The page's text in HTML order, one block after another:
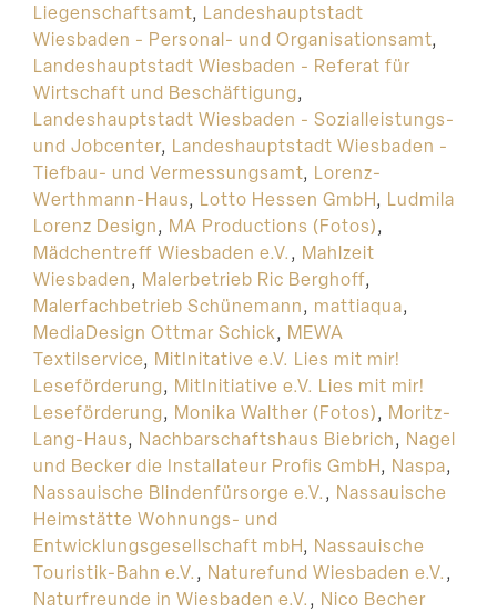
Liegenschaftsamt, Landeshauptstadt
Wiesbaden - Personal- und Organisationsamt,
Landeshauptstadt Wiesbaden - Referat für
Wirtschaft und Beschäftigung,
Landeshauptstadt Wiesbaden - Sozialleistungs-
und Jobcenter, Landeshauptstadt Wiesbaden -
Tiefbau- und Vermessungsamt, Lorenz-
Werthmann-Haus, Lotto Hessen GmbH, Ludmila
Lorenz Design, MA Productions (Fotos),
Mädchentreff Wiesbaden e.V., Mahlzeit
Wiesbaden, Malerbetrieb Ric Berghoff,
Malerfachbetrieb Schünemann, mattiaqua,
MediaDesign Ottmar Schick, MEWA
Textilservice, MitInitative e.V. Lies mit mir!
Leseförderung, MitInitiative e.V. Lies mit mir!
Leseförderung, Monika Walther (Fotos), Moritz-
Lang-Haus, Nachbarschaftshaus Biebrich, Nagel
und Becker die Installateur Profis GmbH, Naspa,
Nassauische Blindenfürsorge e.V., Nassauische
Heimstätte Wohnungs- und
Entwicklungsgesellschaft mbH, Nassauische
Touristik-Bahn e.V., Naturefund Wiesbaden e.V.,
Naturfreunde in Wiesbaden e.V., Nico Becher